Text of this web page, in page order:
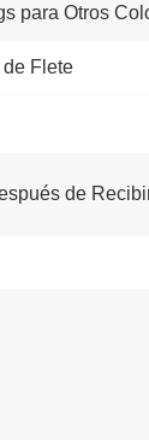
para Otros
de Flete
de